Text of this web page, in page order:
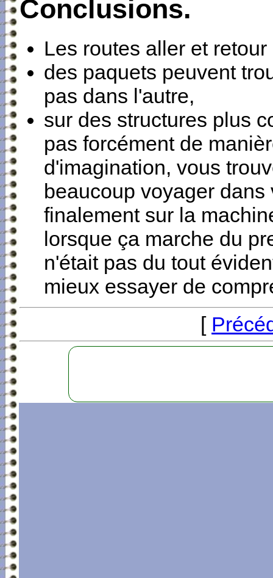
Conclusions.
Les routes aller et
des paquets peuvent
pas dans l'autre,
sur des structures plus
pas forcément de
d'imagination, vous
beaucoup voyager
finalement sur la
lorsque ça marche du
n'était pas du tout
mieux essayer de
[